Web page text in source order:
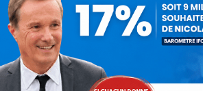
Partager cet article
Partager
sur
sur
sur